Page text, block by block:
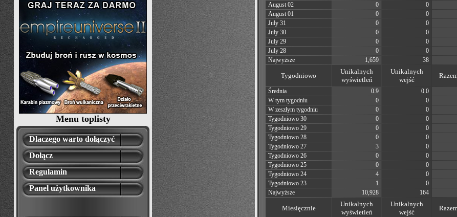
Menu toplisty
Dlaczego warto dołączyć
Dołącz
Regulamin
Panel użytkownika
August 02
0 0
August 01
0 0
July 31
0 0
July 30
0 0
July 29
0 0
July 28
0 0
Najwyższe
1,659 38
Tygodniowo
Unikalnych
wyświetleń
Unikalnych
wejść
Średnia 0.9 0.0
W tym tygodniu
0 0
W zeszłym tygodniu
0 0
Tygodniowo 30
0 0
Tygodniowo 29
0 0
Tygodniowo 28
0 0
Tygodniowo 27
3 0
Tygodniowo 26
0 0
Tygodniowo 25
0 0
Tygodniowo 24
4 0
Tygodniowo 23
1 0
Najwyższe
10,928 164
Miesięcznie
Unikalnych
wyświetleń
Unikalnych
wejść